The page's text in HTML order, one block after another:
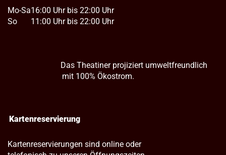
Mo-Sa
So
16:00 Uhr bis 22:00 Uhr
11:00 Uhr bis 22:00 Uhr
Das Theatiner projiziert umweltfreundlich
mit 100% Ökostrom.
Kartenreservierung
Kartenreservierungen sind online oder